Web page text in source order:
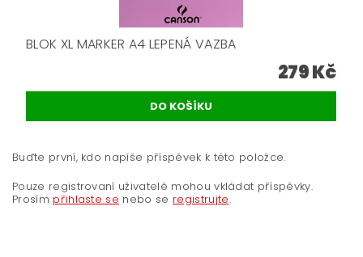
BLOK XL MARKER A4 LEPENÁ VAZBA
279 Kč
Buďte první, kdo napíše příspěvek k této položce.
Pouze registrovaní uživatelé mohou vkládat příspěvky.
Prosím přihlaste se nebo se registrujte.